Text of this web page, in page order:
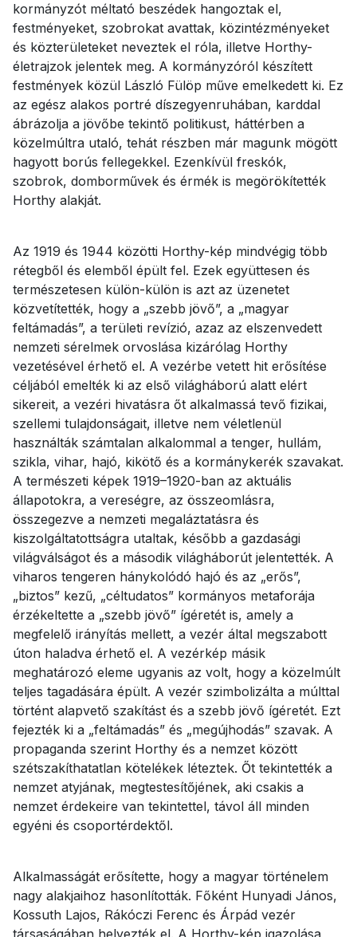
kormányzót méltató beszédek hangoztak el,
festményeket, szobrokat avattak, közintézményeket
és közterületeket neveztek el róla, illetve Horthy-
életrajzok jelentek meg. A kormányzóról készített
festmények közül László Fülöp műve emelkedett ki. Ez
az egész alakos portré díszegyenruhában, karddal
ábrázolja a jövőbe tekintő politikust, háttérben a
közelmúltra utaló, tehát részben már magunk mögött
hagyott borús fellegekkel. Ezenkívül freskók,
szobrok, domborművek és érmék is megörökítették
Horthy alakját.
Az 1919 és 1944 közötti Horthy-kép mindvégig több
rétegből és elemből épült fel. Ezek együttesen és
természetesen külön-külön is azt az üzenetet
közvetítették, hogy a „szebb jövő”, a „magyar
feltámadás”, a területi revízió, azaz az elszenvedett
nemzeti sérelmek orvoslása kizárólag Horthy
vezetésével érhető el. A vezérbe vetett hit erősítése
céljából emelték ki az első világháború alatt elért
sikereit, a vezéri hivatásra őt alkalmassá tevő fizikai,
szellemi tulajdonságait, illetve nem véletlenül
használták számtalan alkalommal a tenger, hullám,
szikla, vihar, hajó, kikötő és a kormánykerék szavakat.
A természeti képek 1919–1920-ban az aktuális
állapotokra, a vereségre, az összeomlásra,
összegezve a nemzeti megaláztatásra és
kiszolgáltatottságra utaltak, később a gazdasági
világválságot és a második világháborút jelentették. A
viharos tengeren hánykolódó hajó és az „erős”,
„biztos” kezű, „céltudatos” kormányos metaforája
érzékeltette a „szebb jövő” ígéretét is, amely a
megfelelő irányítás mellett, a vezér által megszabott
úton haladva érhető el. A vezérkép másik
meghatározó eleme ugyanis az volt, hogy a közelmúlt
teljes tagadására épült. A vezér szimbolizálta a múlttal
történt alapvető szakítást és a szebb jövő ígéretét. Ezt
fejezték ki a „feltámadás” és „megújhodás” szavak. A
propaganda szerint Horthy és a nemzet között
szétszakíthatatlan kötelékek léteztek. Őt tekintették a
nemzet atyjának, megtestesítőjének, aki csakis a
nemzet érdekeire van tekintettel, távol áll minden
egyéni és csoportérdektől.
Alkalmasságát erősítette, hogy a magyar történelem
nagy alakjaihoz hasonlították. Főként Hunyadi János,
Kossuth Lajos, Rákóczi Ferenc és Árpád vezér